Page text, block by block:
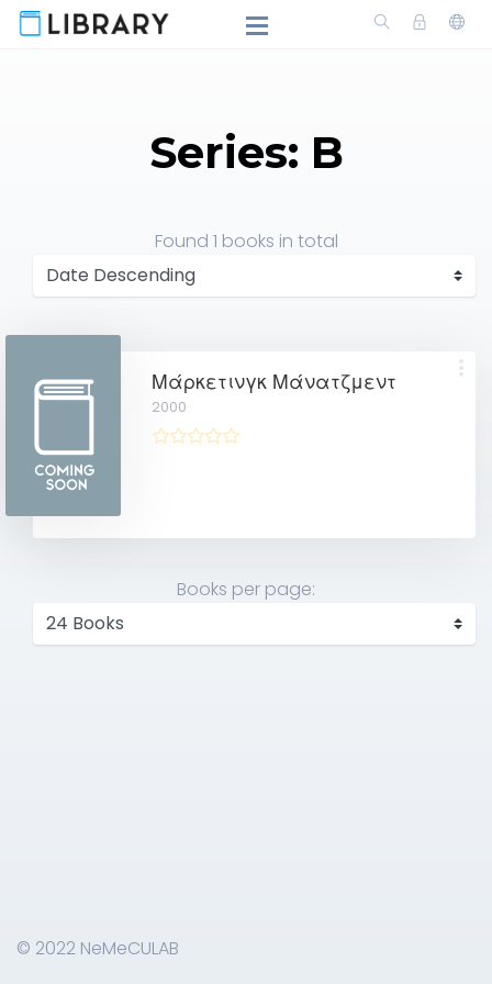
Series: B
Found 1 books in total
Μάρκετινγκ Μάνατζμεντ
2000
Books per page:
© 2022 NeMeCULAB